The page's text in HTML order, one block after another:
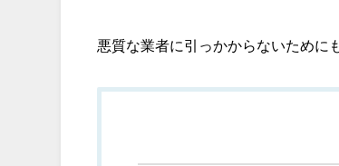
悪質な業者に引っかからないために